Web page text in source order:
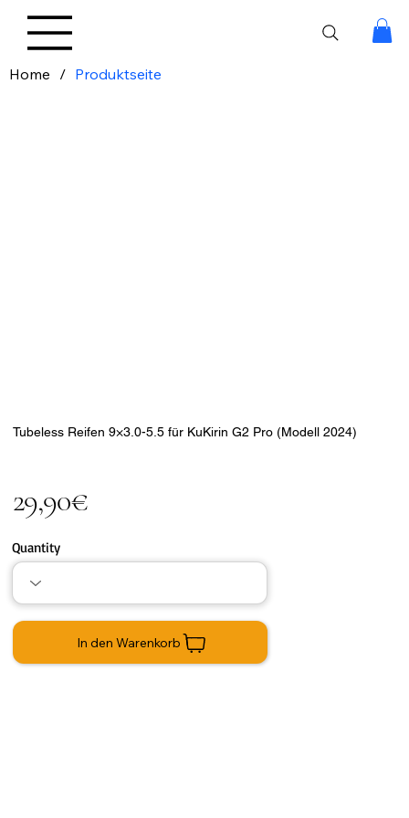
Home / Produktseite
Tubeless Reifen 9×3.0-5.5 für KuKirin G2 Pro (Modell 2024)
29,90€
Quantity
In den Warenkorb